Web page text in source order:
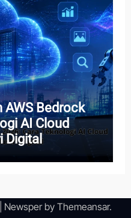
Bedrock
AI Cloud
Digital
Newsperby Themeansar.